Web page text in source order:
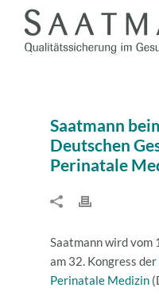
Saatmann
Deutschen
Perinatale
Saatmann wird vom
am 32. Kongress der
Perinatale Medizin